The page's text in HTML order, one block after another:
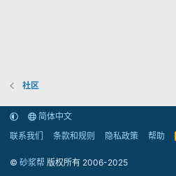
社区
简体中文
联系我们
条款和规则 隐私政策 帮助
© 砂浆帮 版权所有 2006-2025